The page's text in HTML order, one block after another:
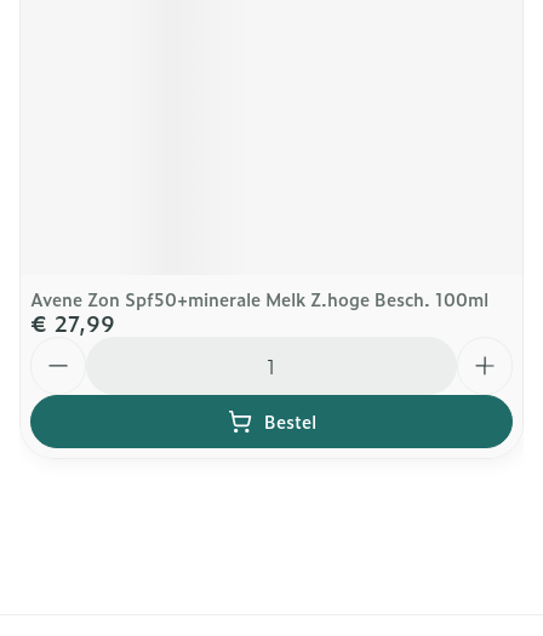
Avene Zon Spf50+minerale Melk Z.hoge Besch. 100ml
€ 27,99
Bestel